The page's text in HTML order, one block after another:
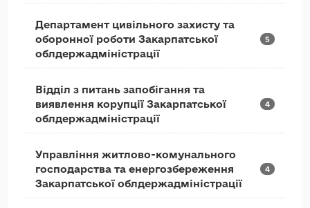
Департамент цивільного захисту та
оборонної роботи Закарпатської
облдержадміністрації
5
Відділ з питань запобігання та
виявлення корупції Закарпатської
облдержадміністрації
4
Управління житлово-комунального
господарства та енергозбереження
Закарпатської облдержадміністрації
4